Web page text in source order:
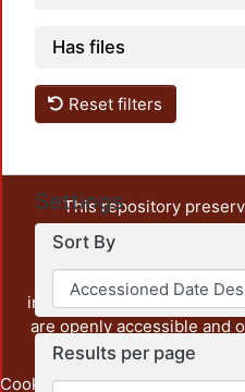
Has files
Reset filters
Settings
Sort By
Results per page
This repository
unrestricted open
output of UAM
administrative and
institution, as well as
are openly accessible and
Cookie Privacy End User